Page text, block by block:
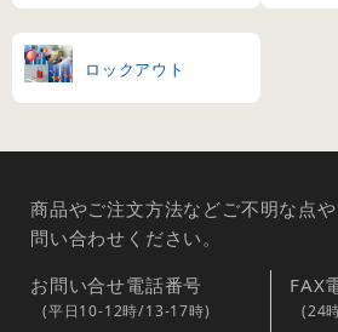
ロックアウト
商品やご注文方法などご不明な点
問い合わせください。
お問い合せ電話番号
(平日10-12時/13-17時)
FAX
(24